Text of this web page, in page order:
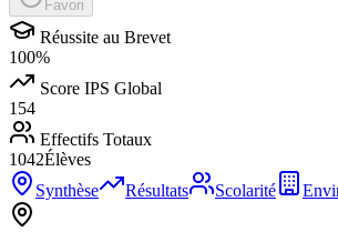
Favori
Réussite au Brevet
100%
Score IPS Global
154
Effectifs Totaux
1042Élèves
Synthèse
Résultats Scolarité